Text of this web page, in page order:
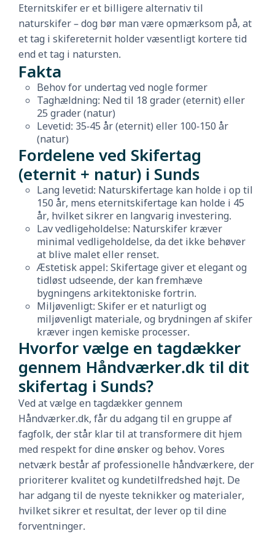
Eternitskifer er et billigere alternativ til
naturskifer – dog bør man være opmærksom på, at
et tag i skifereternit holder væsentligt kortere tid
end et tag i natursten.
Fakta
Behov for undertag ved nogle former
Taghældning: Ned til 18 grader (eternit) eller
25 grader (natur)
Levetid: 35-45 år (eternit) eller 100-150 år
(natur)
Fordelene ved Skifertag
(eternit + natur) i Sunds
Lang levetid: Naturskifertage kan holde i op til
150 år, mens eternitskifertage kan holde i 45
år, hvilket sikrer en langvarig investering.
Lav vedligeholdelse: Naturskifer kræver
minimal vedligeholdelse, da det ikke behøver
at blive malet eller renset.
Æstetisk appel: Skifertage giver et elegant og
tidløst udseende, der kan fremhæve
bygningens arkitektoniske fortrin.
Miljøvenligt: Skifer er et naturligt og
miljøvenligt materiale, og brydningen af skifer
kræver ingen kemiske processer.
Hvorfor vælge en tagdækker
gennem Håndværker.dk til dit
skifertag i Sunds?
Ved at vælge en tagdækker gennem
Håndværker.dk, får du adgang til en gruppe af
fagfolk, der står klar til at transformere dit hjem
med respekt for dine ønsker og behov. Vores
netværk består af professionelle håndværkere, der
prioriterer kvalitet og kundetilfredshed højt. De
har adgang til de nyeste teknikker og materialer,
hvilket sikrer et resultat, der lever op til dine
forventninger.